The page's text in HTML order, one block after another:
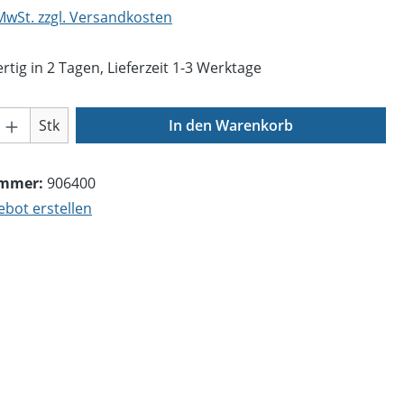
zzgl. Versandkosten
in 2 Tagen, Lieferzeit 1-3 Werktage
Anzahl: Gib den gewünschten Wert
Stk In den Warenkorb
906400
erstellen